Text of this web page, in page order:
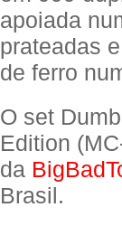
apoiada
prateadas
de ferro
O set
Edition
da
Brasil.